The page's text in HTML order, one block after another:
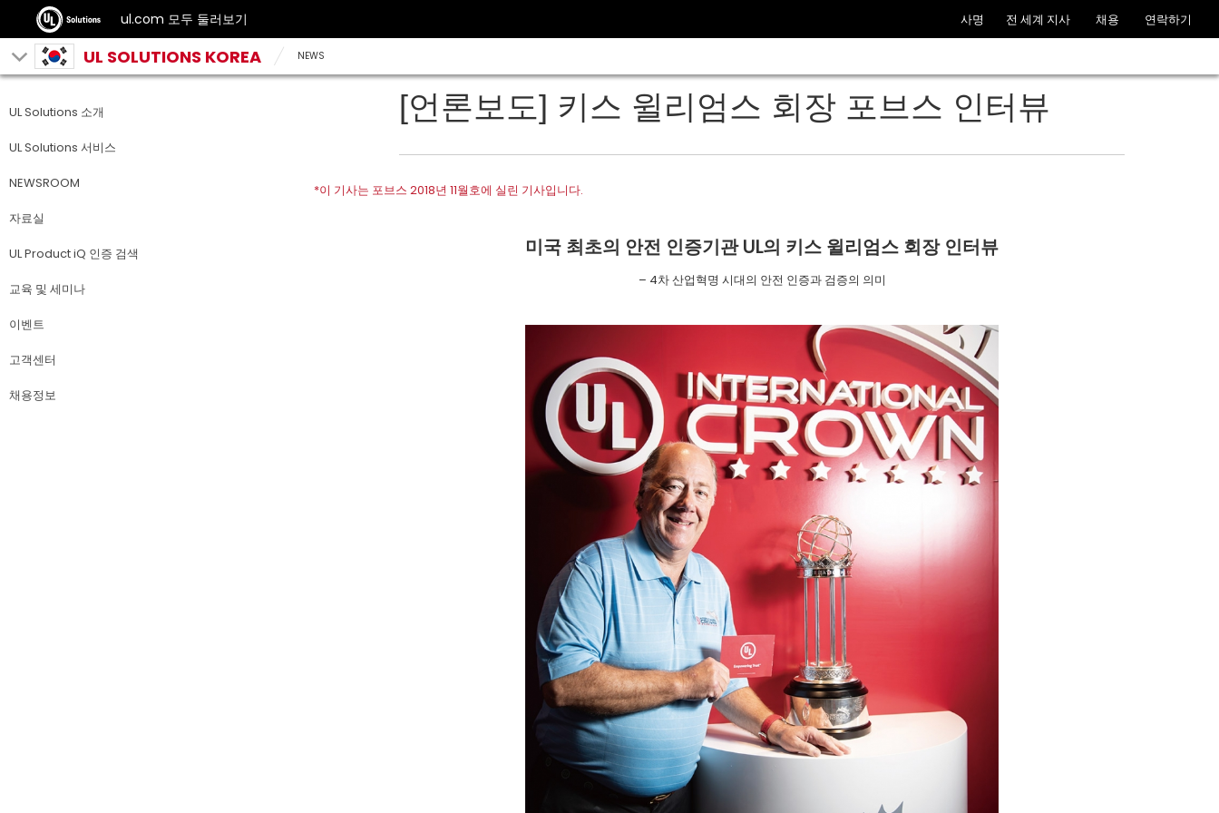
ul.com 모두 둘러보기 사명 전 세계 지사 채용 연락하기
UL SOLUTIONS KOREA NEWS
UL Solutions 소개
UL Solutions 서비스
NEWSROOM
자료실
UL Product iQ 인증 검색
교육 및 세미나
이벤트
고객센터
채용정보
[언론보도] 키스 윌리엄스 회장 포브스 인터뷰
*이 기사는 포브스 2018년 11월호에 실린 기사입니다.
미국 최초의 안전 인증기관 UL의 키스 윌리엄스 회장 인터뷰
– 4차 산업혁명 시대의 안전 인증과 검증의 의미